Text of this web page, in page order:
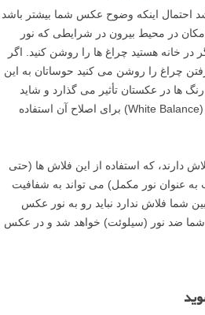
احتمال اینکه وضوح عکس شما بیشتر باشد
در محیط بیرون در شرایطی که نور
در خانه هستید چراغ ها را روشن کنید. اگر
چراغ را روشن می کنید حوساتان به این
ها در عکستان تأثیر می گذارد و شاید
مجبور شوید که از تراز سفیدی (White Balance) برای اصلاح آن استفاده
دارند، که استفاده از این فلاش ها (حتی
به عنوان نور مکمل) می تواند به شفافیت
شما فلاش ندارد نباید رو به نور عکس
شما ضد نور (سیلوئت) خواهد شد و در عکس